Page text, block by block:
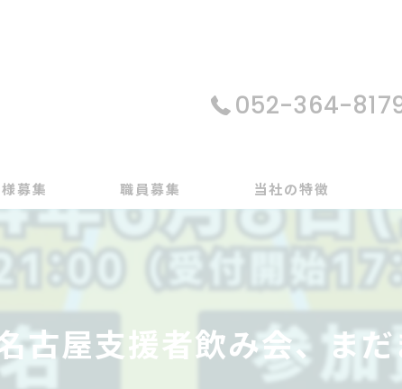
052-364-
募集 職員募集 当社の特徴
パソコン
在宅支援
動画編集
ゲーム制作
古屋支援者飲み会、ま